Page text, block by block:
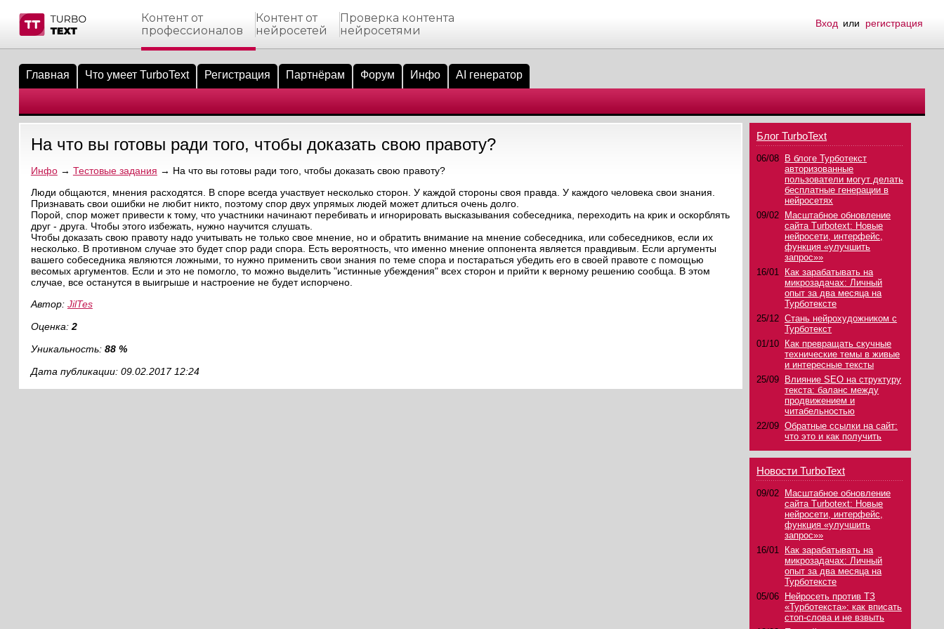
материалы
биржи
пользователи
на сайте
пользователей
сообщения
по форуму
Контент от
профессионалов
Контент от
нейросетей
Проверка контента
нейросетями
Вход или регистрация
Главная Что умеет TurboText Регистрация Партнёрам Форум Инфо AI генератор
На что вы готовы ради того, чтобы доказать свою правоту?
Инфо→ Тестовые задания → На что вы готовы ради того, чтобы доказать свою правоту?
Люди общаются, мнения расходятся. В споре всегда участвует несколько сторон. У каждой стороны своя правда. У каждого человека свои знания.
Признавать свои ошибки не любит никто, поэтому спор двух упрямых людей может длиться очень долго.
Порой, спор может привести к тому, что участники начинают перебивать и игнорировать высказывания собеседника, переходить на крик и оскорблять
друг - друга. Чтобы этого избежать, нужно научится слушать.
Чтобы доказать свою правоту надо учитывать не только свое мнение, но и обратить внимание на мнение собеседника, или собеседников, если их
несколько. В противном случае это будет спор ради спора. Есть вероятность, что именно мнение оппонента является правдивым. Если аргументы
вашего собеседника являются ложными, то нужно применить свои знания по теме спора и постараться убедить его в своей правоте с помощью
весомых аргументов. Если и это не помогло, то можно выделить "истинные убеждения" всех сторон и прийти к верному решению сообща. В этом
случае, все останутся в выигрыше и настроение не будет испорчено.
Автор: JilTes
Оценка: 2
Уникальность: 88 %
Дата публикации: 09.02.2017 12:24
Блог TurboText
06/08
В блоге Турботекст
авторизованные
пользователи могут делать
бесплатные генерации в
нейросетях
09/02
Масштабное обновление
сайта Turbotext: Новые
нейросети, интерфейс,
функция «улучшить
запрос»»
16/01
Как зарабатывать на
микрозадачах: Личный
опыт за два месяца на
Турботексте
25/12 Стань нейрохудожником с
Турботекст
01/10
Как превращать скучные
технические темы в живые
и интересные тексты
25/09
Влияние SEO на структуру
текста: баланс между
продвижением и
читабельностью
22/09 Обратные ссылки на сайт:
что это и как получить
Новости TurboText
09/02
Масштабное обновление
сайта Turbotext: Новые
нейросети, интерфейс,
функция «улучшить
запрос»»
16/01
Как зарабатывать на
микрозадачах: Личный
опыт за два месяца на
Турботексте
05/06
Нейросеть против ТЗ
«Турботекста»: как вписать
стоп-слова и не взвыть